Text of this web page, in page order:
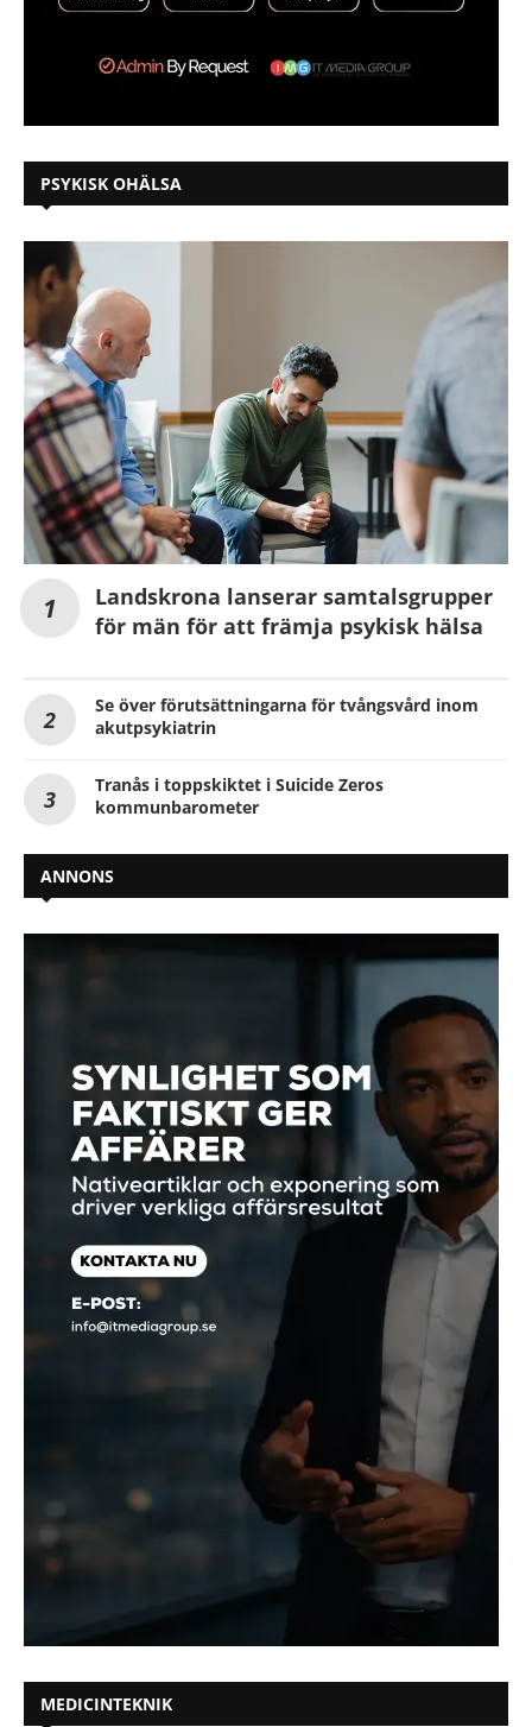
PSYKISK OHÄLSA
Landskrona lanserar samtalsgrupper
för män för att främja psykisk hälsa
Se över förutsättningarna för tvångsvård inom
akutpsykiatrin
Tranås i toppskiktet i Suicide Zeros
kommunbarometer
ANNONS
MEDICINTEKNIK